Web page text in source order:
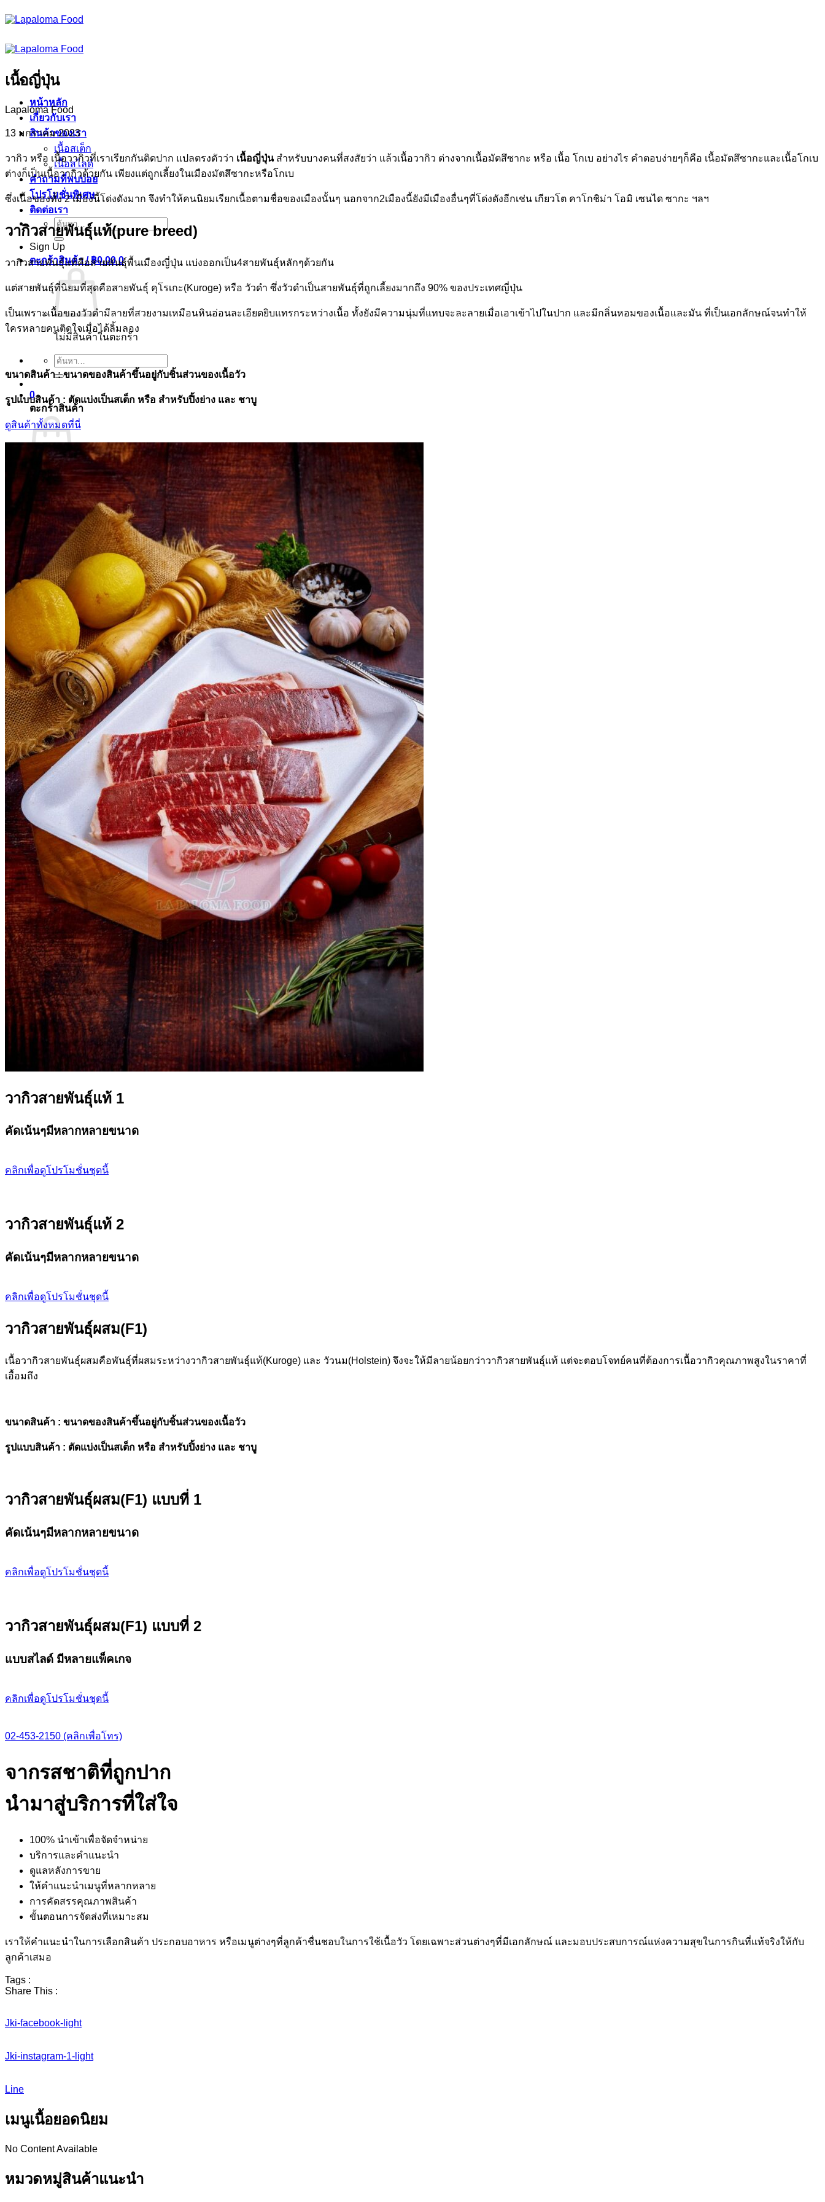
ข้าม
ไป
ยัง
หน้าหลัก
เกี่ยวกับเรา
สินค้าของเรา
เนื้อสเต็ก
เนื้อสไลด์
คำถามที่พบบ่อย
โปรโมชั่นพิเศษ
ติดต่อเรา
ค้นหา:
Sign Up
ตะกร้าสินค้า /฿0.00 0
ไม่มีสินค้าในตะกร้า
ค้นหา:
0
ตะกร้าสินค้า
ไม่มีสินค้าในตะกร้า
เนื้อญี่ปุ่น
Lapaloma Food
13 มกราคม 2023
วากิว หรือ เนื้อวากิวที่เราเรียกกันติดปาก แปลตรงตัวว่า เนื้อญี่ปุ่นสำหรับบางคนที่สงสัยว่า แล้วเนื้อวากิว ต่างจากเนื้อมัตสึซากะ หรือ เนื้อ โกเบ อย่างไร คำตอบง่ายๆก็คือ เนื้อมัตสึซากะและเนื้อโกเบ
ต่างก็เป็นเนื้อวากิวด้วยกัน เพียงแต่ถูกเลี้ยงในเมืองมัตสึซากะหรือโกเบ
ซึ่งเนื้อของทั้ง 2 เมืองนี้โด่งดังมาก จึงทำให้คนนิยมเรียกเนื้อตามชื่อของเมืองนั้นๆ นอกจาก2เมืองนี้ยังมีเมืองอื่นๆที่โด่งดังอีกเช่น เกียวโต คาโกชิม่า โอมิ เซนได ซากะ ฯลฯ
วากิวสายพันธุ์แท้(pure breed)
วากิวสายพันธุ์แท้คือสายพันธุ์พื้นเมืองญี่ปุ่น แบ่งออกเป็น4สายพันธุ์หลักๆด้วยกัน
แต่สายพันธุ์ที่นิยมที่สุดคือสายพันธุ์ คุโรเกะ(Kuroge) หรือ วัวดำ ซึ่งวัวดำเป็นสายพันธุ์ที่ถูกเลี้ยงมากถึง 90% ของประเทศญี่ปุ่น
เป็นเพราะเนื้อของวัวดำมีลายที่สวยงามเหมือนหินอ่อนละเอียดยิบแทรกระหว่างเนื้อ ทั้งยังมีความนุ่มที่แทบจะละลายเมื่อเอาเข้าไปในปาก และมีกลิ่นหอมของเนื้อและมัน ที่เป็นเอกลักษณ์จนทำให้
ใครหลายคนติดใจเมื่อได้ลิ้มลอง
ขนาดสินค้า : ขนาดของสินค้าขึ้นอยู่กับชิ้นส่วนของเนื้อวัว
รูปแบบสินค้า : ตัดแบ่งเป็นสเต็ก หรือ สำหรับปิ้งย่าง และ ชาบู
ดูสินค้าทั้งหมดที่นี่
วากิวสายพันธุ์แท้ 1
คัดเน้นๆมีหลากหลายขนาด
คลิกเพื่อดูโปรโมชั่นชุดนี้
วากิวสายพันธุ์แท้ 2
คัดเน้นๆมีหลากหลายขนาด
คลิกเพื่อดูโปรโมชั่นชุดนี้
วากิวสายพันธุ์ผสม(F1)
เนื้อวากิวสายพันธุ์ผสมคือพันธุ์ที่ผสมระหว่างวากิวสายพันธุ์แท้(Kuroge) และ วัวนม(Holstein) จึงจะให้มีลายน้อยกว่าวากิวสายพันธุ์แท้ แต่จะตอบโจทย์คนที่ต้องการเนื้อวากิวคุณภาพสูงในราคาที่
เอื้อมถึง
ขนาดสินค้า : ขนาดของสินค้าขึ้นอยู่กับชิ้นส่วนของเนื้อวัว
รูปแบบสินค้า : ตัดแบ่งเป็นสเต็ก หรือ สำหรับปิ้งย่าง และ ชาบู
วากิวสายพันธุ์ผสม(F1) แบบที่ 1
คัดเน้นๆมีหลากหลายขนาด
คลิกเพื่อดูโปรโมชั่นชุดนี้
วากิวสายพันธุ์ผสม(F1) แบบที่ 2
แบบสไลด์ มีหลายแพ็คเกจ
คลิกเพื่อดูโปรโมชั่นชุดนี้
02-453-2150 (คลิกเพื่อโทร)
จากรสชาติที่ถูกปาก
นำมาสู่บริการที่ใส่ใจ
100% นำเข้าเพื่อจัดจำหน่าย
บริการและคำแนะนำ
ดูแลหลังการขาย
ให้คำแนะนำเมนูที่หลากหลาย
การคัดสรรคุณภาพสินค้า
ขั้นตอนการจัดส่งที่เหมาะสม
เราให้คำแนะนำในการเลือกสินค้า ประกอบอาหาร หรือเมนูต่างๆที่ลูกค้าชื่นชอบในการใช้เนื้อวัว โดยเฉพาะส่วนต่างๆที่มีเอกลักษณ์ และมอบประสบการณ์แห่งความสุขในการกินที่แท้จริงให้กับ
ลูกค้าเสมอ
Tags :
Share This :
Jki-facebook-light
Jki-instagram-1-light
Line
เมนูเนื้อยอดนิยม
No Content Available
หมวดหมู่สินค้าแนะนำ